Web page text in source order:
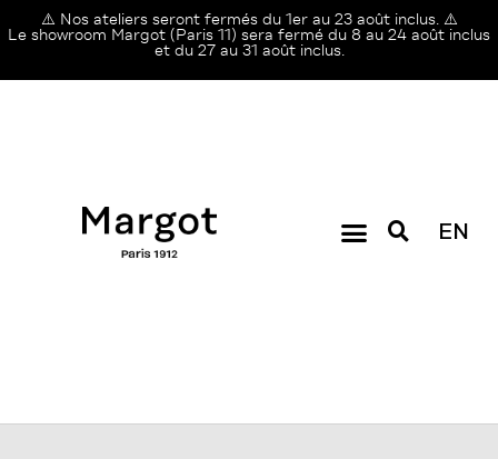
⚠️ Nos ateliers seront fermés du 1er au 23 août inclus. ⚠️
Le showroom Margot (Paris 11) sera fermé du 8 au 24 août inclus
et du 27 au 31 août inclus.
EN